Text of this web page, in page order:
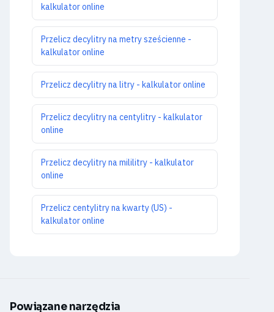
kalkulator online
Przelicz decylitry na metry sześcienne -
kalkulator online
Przelicz decylitry na litry - kalkulator online
Przelicz decylitry na centylitry - kalkulator
online
Przelicz decylitry na mililitry - kalkulator
online
Przelicz centylitry na kwarty (US) -
kalkulator online
Powiązane narzędzia